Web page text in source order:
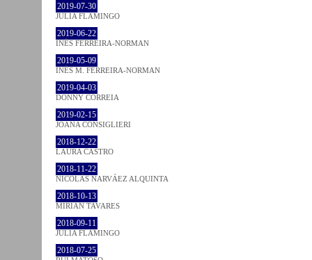
2019-07-30
JULIA FLAMINGO
2019-06-22
INÊS FERREIRA-NORMAN
2019-05-09
INÊS M. FERREIRA-NORMAN
2019-04-03
DONNY CORREIA
2019-02-15
JOANA CONSIGLIERI
2018-12-22
LAURA CASTRO
2018-11-22
NICOLÁS NARVÁEZ ALQUINTA
2018-10-13
MIRIAN TAVARES
2018-09-11
JULIA FLAMINGO
2018-07-25